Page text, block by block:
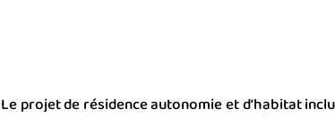
Le projet de résidence autonomie et d’habitat